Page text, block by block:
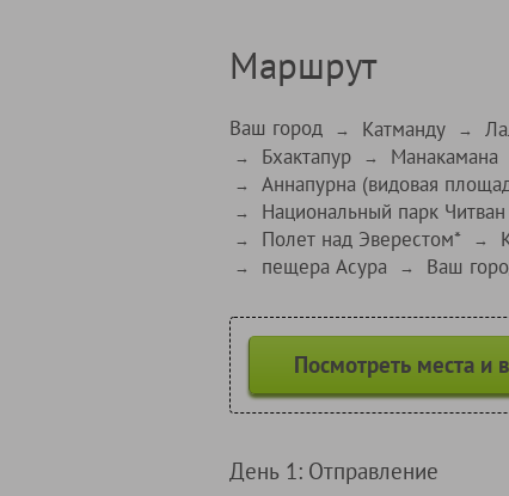
Маршрут
Ваш город → Катманду →
→ Бхактапур → Манакамана
→ Аннапурна (видовая
→ Национальный парк Читван
→ Полет над Эверестом* →
→ пещера Асура → Ваш
Посмотреть места и
День 1: Отправление